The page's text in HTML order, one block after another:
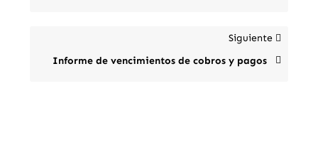
Siguiente
Informe de vencimientos de cobros y pagos